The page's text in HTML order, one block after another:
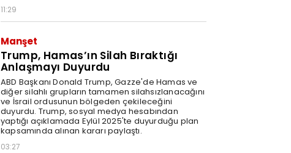
11:29
Manşet
Trump, Hamas’ın Silah Bıraktığı
Anlaşmayı Duyurdu
ABD Başkanı Donald Trump, Gazze'de Hamas ve
diğer silahlı grupların tamamen silahsızlanacağını
ve İsrail ordusunun bölgeden çekileceğini
duyurdu. Trump, sosyal medya hesabından
yaptığı açıklamada Eylül 2025'te duyurduğu plan
kapsamında alınan kararı paylaştı.
03:27